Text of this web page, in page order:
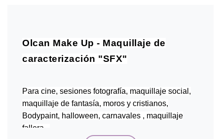
Olcan Make Up - Maquillaje de
caracterización "SFX"
Para cine, sesiones fotografía, maquillaje social,
maquillaje de fantasía, moros y cristianos,
Bodypaint, halloween, carnavales , maquillaje
fallera...